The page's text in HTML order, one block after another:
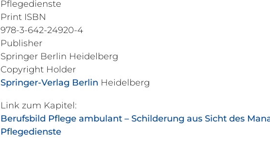
Pflegedienste
Print ISBN
978-3-642-24920-4
Publisher
Springer Berlin Heidelberg
Copyright Holder
Springer-Verlag Berlin Heidelberg
Link zum Kapitel:
Berufsbild Pflege ambulant – Schilderung aus Sicht des
Pflegedienste